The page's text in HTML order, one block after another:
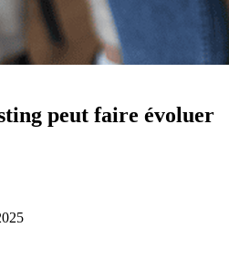
peut faire évoluer